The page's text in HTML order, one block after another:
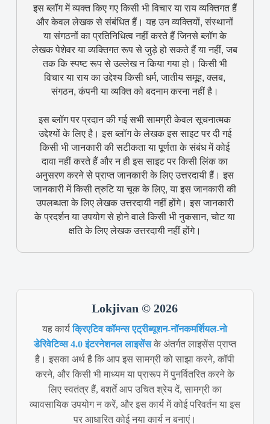
इस ब्लॉग में व्यक्त किए गए किसी भी विचार या राय व्यक्तिगत हैं
और केवल लेखक से संबंधित हैं। यह उन व्यक्तियों, संस्थानों
या संगठनों का प्रतिनिधित्व नहीं करते हैं जिनसे ब्लॉग के
लेखक पेशेवर या व्यक्तिगत रूप से जुड़े हो सकते हैं या नहीं, जब
तक कि स्पष्ट रूप से उल्लेख न किया गया हो। किसी भी
विचार या राय का उद्देश्य किसी धर्म, जातीय समूह, क्लब,
संगठन, कंपनी या व्यक्ति को बदनाम करना नहीं है।
इस ब्लॉग पर प्रदान की गई सभी सामग्री केवल सूचनात्मक
उद्देश्यों के लिए है। इस ब्लॉग के लेखक इस साइट पर दी गई
किसी भी जानकारी की सटीकता या पूर्णता के संबंध में कोई
दावा नहीं करते हैं और न ही इस साइट पर किसी लिंक का
अनुसरण करने से प्राप्त जानकारी के लिए उत्तरदायी हैं। इस
जानकारी में किसी त्रुटि या चूक के लिए, या इस जानकारी की
उपलब्धता के लिए लेखक उत्तरदायी नहीं होंगे। इस जानकारी
के प्रदर्शन या उपयोग से होने वाले किसी भी नुकसान, चोट या
क्षति के लिए लेखक उत्तरदायी नहीं होंगे।
Lokjivan © 2026
यह कार्यक्रिएटिव कॉमन्स एट्रीब्यूशन-नॉनकमर्शियल-नो
डेरिवेटिव्स 4.0 इंटरनेशनल लाइसेंसके अंतर्गत लाइसेंस प्राप्त
है। इसका अर्थ है कि आप इस सामग्री को साझा करने, कॉपी
करने, और किसी भी माध्यम या प्रारूप में पुनर्वितरित करने के
लिए स्वतंत्र हैं, बशर्ते आप उचित श्रेय दें, सामग्री का
व्यावसायिक उपयोग न करें, और इस कार्य में कोई परिवर्तन या इस
पर आधारित कोई नया कार्य न बनाएं।